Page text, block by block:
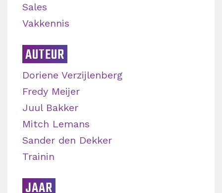
Sales
Vakkennis
AUTEUR
Doriene Verzijlenberg
Fredy Meijer
Juul Bakker
Mitch Lemans
Sander den Dekker
Trainin
JAAR